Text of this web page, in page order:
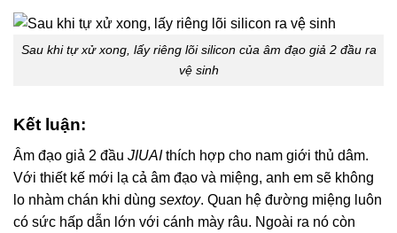
Sau khi tự xử xong, lấy riêng lõi silicon của âm đạo giả 2 đầu ra
vệ sinh
Kết luận:
Âm đạo giả 2 đầu JIUAIthích hợp cho nam giới thủ dâm.
Với thiết kế mới lạ cả âm đạo và miệng, anh em sẽ không
lo nhàm chán khi dùng sextoy. Quan hệ đường miệng luôn
có sức hấp dẫn lớn với cánh mày râu. Ngoài ra nó còn